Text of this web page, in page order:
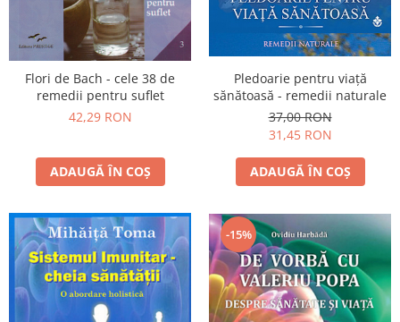
Flori de Bach - cele 38 de
remedii pentru suflet
42,29 RON
ADAUGĂ ÎN COȘ
Pledoarie pentru viaţă
sănătoasă - remedii naturale
37,00 RON
31,45 RON
ADAUGĂ ÎN COȘ
-15%